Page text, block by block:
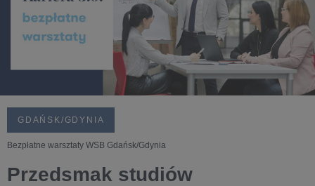
GDAŃSK/GDYNIA
Bezpłatne warsztaty WSB Gdańsk/Gdynia
Przedsmak studiów